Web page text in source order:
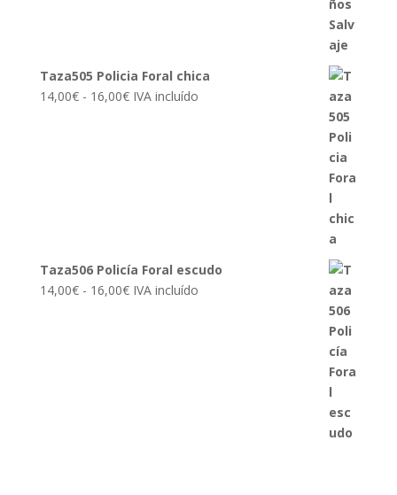
Taza505 Policia Foral chica
14,00€ - 16,00€Rango
IVA incluído
Taza506 Policía Foral escudo
14,00€ - 16,00€Rango
IVA incluído